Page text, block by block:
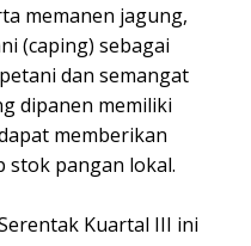
memanen jagung,
(caping) sebagai
dan semangat
dipanen memiliki
memberikan
pangan lokal.
Kuartal III ini